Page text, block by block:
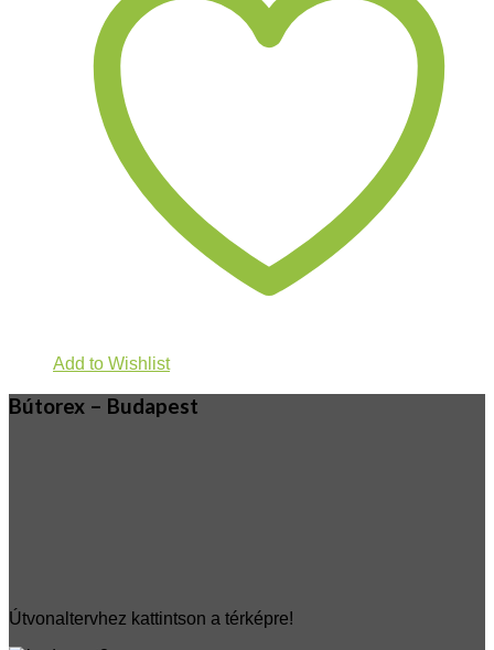
Add to Wishlist
Bútorex – Budapest
Útvonaltervhez kattintson a térképre!